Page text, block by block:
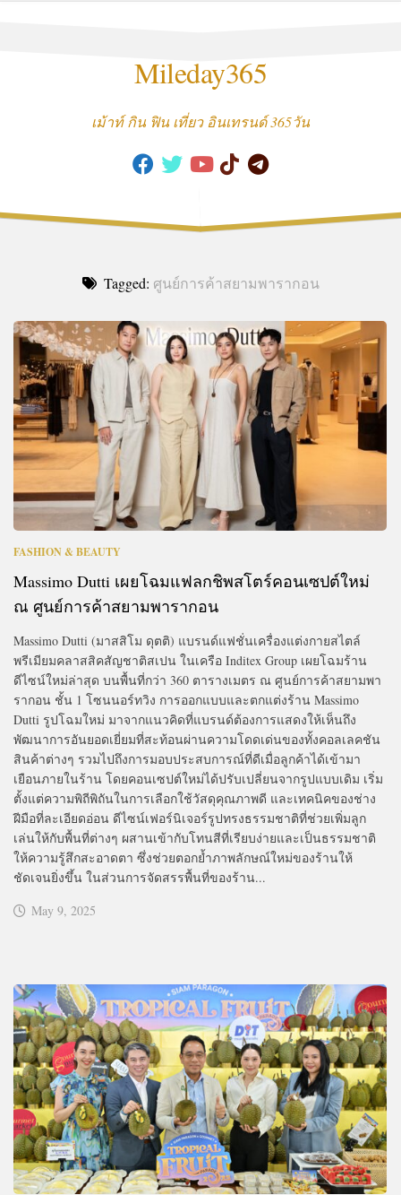
Mileday365
เม้าท์ กิน ฟิน เที่ยว อินเทรนด์ 365วัน
Tagged: ศูนย์การค้าสยามพารากอน
FASHION & BEAUTY
Massimo Dutti เผยโฉมแฟลกชิพสโตร์คอนเซปต์ใหม่
ณ ศูนย์การค้าสยามพารากอน
Massimo Dutti (มาสสิโม ดุตติ) แบรนด์แฟชั่นเครื่องแต่งกายสไตล์
พรีเมียมคลาสสิคสัญชาติสเปน ในเครือ Inditex Group เผยโฉมร้าน
ดีไซน์ใหม่ล่าสุด บนพื้นที่กว่า 360 ตารางเมตร ณ ศูนย์การค้าสยามพา
รากอน ชั้น 1 โซนนอร์ทวิง การออกแบบและตกแต่งร้าน Massimo
Dutti รูปโฉมใหม่ มาจากแนวคิดที่แบรนด์ต้องการแสดงให้เห็นถึง
พัฒนาการอันยอดเยี่ยมที่สะท้อนผ่านความโดดเด่นของทั้งคอลเลคชัน
สินค้าต่างๆ รวมไปถึงการมอบประสบการณ์ที่ดีเมื่อลูกค้าได้เข้ามา
เยือนภายในร้าน โดยคอนเซปต์ใหม่ได้ปรับเปลี่ยนจากรูปแบบเดิม เริ่ม
ตั้งแต่ความพิถีพิถันในการเลือกใช้วัสดุคุณภาพดี และเทคนิคของช่าง
ฝีมือที่ละเอียดอ่อน ดีไซน์เฟอร์นิเจอร์รูปทรงธรรมชาติที่ช่วยเพิ่มลูก
เล่นให้กับพื้นที่ต่างๆ ผสานเข้ากับโทนสีที่เรียบง่ายและเป็นธรรมชาติ
ให้ความรู้สึกสะอาดตา ซึ่งช่วยตอกย้ำภาพลักษณ์ใหม่ของร้านให้
ชัดเจนยิ่งขึ้น ในส่วนการจัดสรรพื้นที่ของร้าน...
May 9, 2025